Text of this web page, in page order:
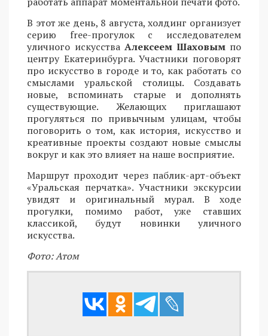
В этот же день, 8 августа, холдинг организует
серию free-прогулок с исследователем
уличного искусства Алексеем Шаховым по
центру Екатеринбурга. Участники поговорят
про искусство в городе и то, как работать со
смыслами уральской столицы. Создавать
новые, вспоминать старые и дополнять
существующие. Желающих приглашают
прогуляться по привычным улицам, чтобы
поговорить о том, как история, искусство и
креативные проекты создают новые смыслы
вокруг и как это влияет на наше восприятие.
Маршрут проходит через паблик-арт-объект
«Уральская перчатка». Участники экскурсии
увидят и оригинальный мурал. В ходе
прогулки, помимо работ, уже ставших
классикой, будут новинки уличного
искусства.
Фото: Атом